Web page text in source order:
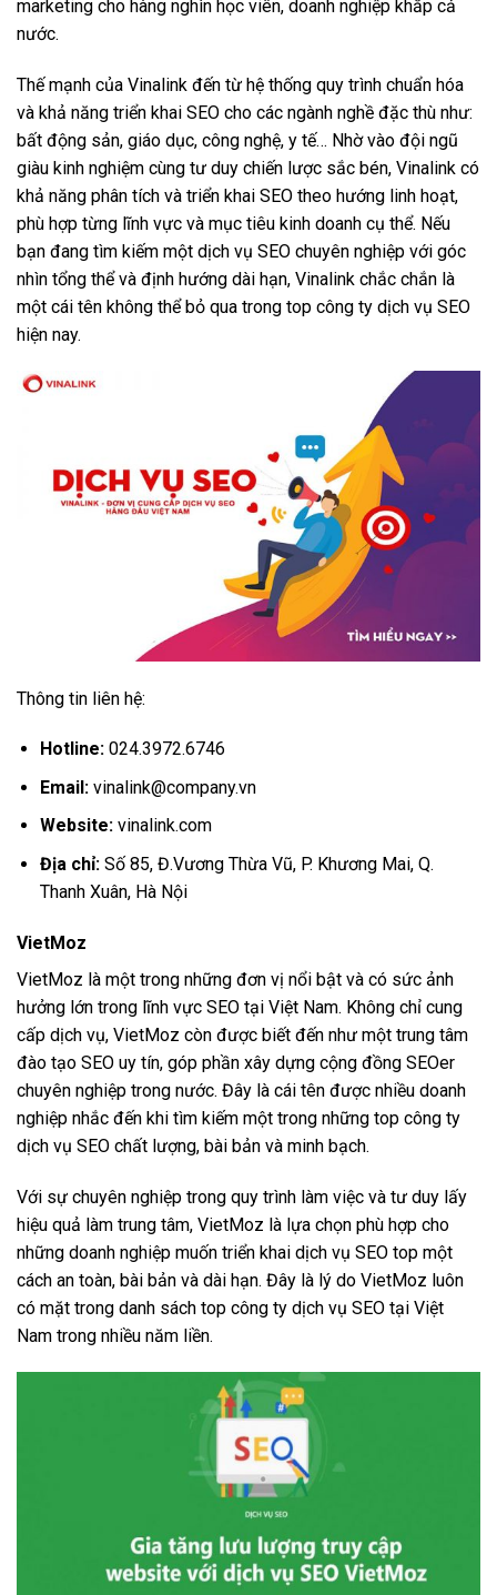
marketing cho hàng nghìn học viên, doanh nghiệp khắp cả
nước.
Thế mạnh của Vinalink đến từ hệ thống quy trình chuẩn hóa
và khả năng triển khai SEO cho các ngành nghề đặc thù như:
bất động sản, giáo dục, công nghệ, y tế… Nhờ vào đội ngũ
giàu kinh nghiệm cùng tư duy chiến lược sắc bén, Vinalink có
khả năng phân tích và triển khai SEO theo hướng linh hoạt,
phù hợp từng lĩnh vực và mục tiêu kinh doanh cụ thể. Nếu
bạn đang tìm kiếm một dịch vụ SEO chuyên nghiệp với góc
nhìn tổng thể và định hướng dài hạn, Vinalink chắc chắn là
một cái tên không thể bỏ qua trong top công ty dịch vụ SEO
hiện nay.
Thông tin liên hệ:
Hotline:024.3972.6746
Email: vinalink@company.vn
Website:vinalink.com
Địa chỉ:Số 85, Đ.Vương Thừa Vũ, P. Khương Mai, Q.
Thanh Xuân, Hà Nội
VietMoz
VietMoz là một trong những đơn vị nổi bật và có sức ảnh
hưởng lớn trong lĩnh vực SEO tại Việt Nam. Không chỉ cung
cấp dịch vụ, VietMoz còn được biết đến như một trung tâm
đào tạo SEO uy tín, góp phần xây dựng cộng đồng SEOer
chuyên nghiệp trong nước. Đây là cái tên được nhiều doanh
nghiệp nhắc đến khi tìm kiếm một trong những top công ty
dịch vụ SEO chất lượng, bài bản và minh bạch.
Với sự chuyên nghiệp trong quy trình làm việc và tư duy lấy
hiệu quả làm trung tâm, VietMoz là lựa chọn phù hợp cho
những doanh nghiệp muốn triển khai dịch vụ SEO top một
cách an toàn, bài bản và dài hạn. Đây là lý do VietMoz luôn
có mặt trong danh sách top công ty dịch vụ SEO tại Việt
Nam trong nhiều năm liền.